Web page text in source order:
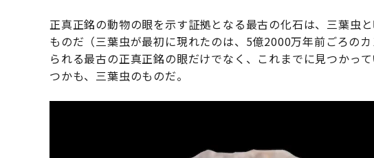
正真正銘の動物の眼を示す証拠となる最古の化石は、三葉虫
ものだ（三葉虫が最初に現れたのは、5億2000万年前ごろの
られる最古の正真正銘の眼だけでなく、これまでに見つかっ
つかも、三葉虫のものだ。